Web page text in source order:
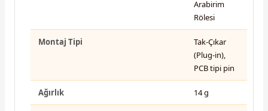
Arabirim
Rölesi
Montaj Tipi
Tak-Çıkar
(Plug-in),
PCB tipi pin
Ağırlık 14 g